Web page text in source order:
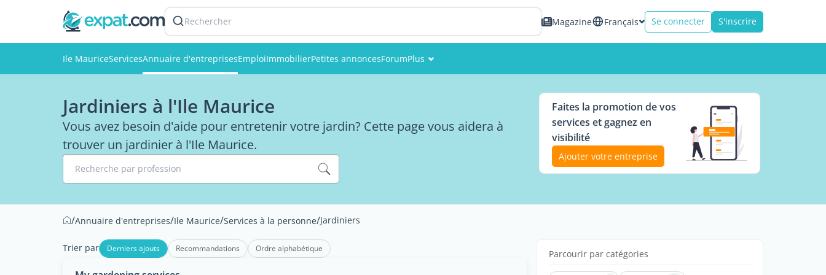
Rechercher Magazine Français Se connecter S'inscrire
Ile MauriceServicesAnnuaire d'entreprisesEmploiImmobilierPetites annoncesForumPlus
Jardiniers à l'Ile Maurice
Vous avez besoin d'aide pour entretenir votre jardin? Cette page vous aidera à
trouver un jardinier à l'Ile Maurice.
Recherche par profession
Faites la promotion de vos
services et gagnez en
visibilité
Ajouter votre entreprise
/Annuaire d'entreprises/Ile Maurice/Services à la personne/Jardiniers
Trier par Derniers ajouts Recommandations Ordre alphabétique Parcourir par catégories